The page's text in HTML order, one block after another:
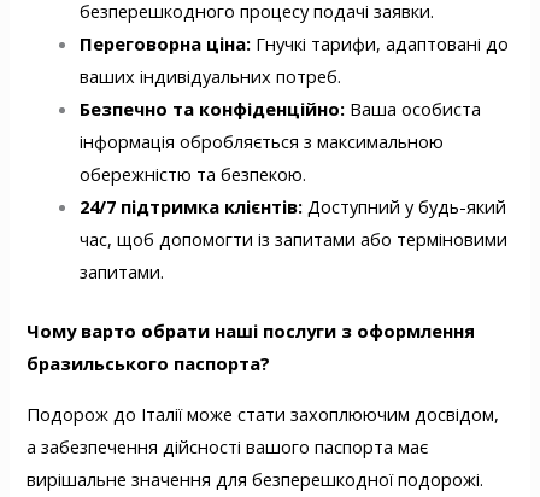
безперешкодного процесу подачі заявки.
Переговорна ціна: Гнучкі тарифи, адаптовані до
ваших індивідуальних потреб.
Безпечно та конфіденційно: Ваша особиста
інформація обробляється з максимальною
обережністю та безпекою.
24/7 підтримка клієнтів: Доступний у будь-який
час, щоб допомогти із запитами або терміновими
запитами.
Чому варто обрати наші послуги з оформлення
бразильського паспорта?
Подорож до Італії може стати захоплюючим досвідом,
а забезпечення дійсності вашого паспорта має
вирішальне значення для безперешкодної подорожі.